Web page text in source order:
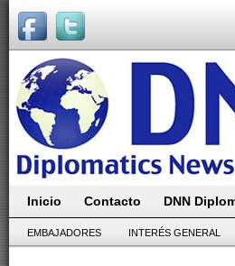
Inicio Contacto DNN
EMBAJADORES INTERÉS GENERAL